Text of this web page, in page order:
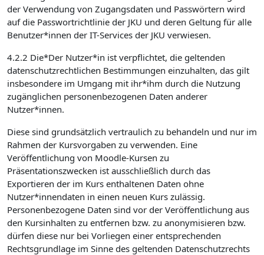
der Verwendung von Zugangsdaten und Passwörtern wird
auf die Passwortrichtlinie der JKU und deren Geltung für alle
Benutzer*innen der IT-Services der JKU verwiesen.
4.2.2 Die*Der Nutzer*in ist verpflichtet, die geltenden
datenschutzrechtlichen Bestimmungen einzuhalten, das gilt
insbesondere im Umgang mit ihr*ihm durch die Nutzung
zugänglichen personenbezogenen Daten anderer
Nutzer*innen.
Diese sind grundsätzlich vertraulich zu behandeln und nur im
Rahmen der Kursvorgaben zu verwenden. Eine
Veröffentlichung von Moodle-Kursen zu
Präsentationszwecken ist ausschließlich durch das
Exportieren der im Kurs enthaltenen Daten ohne
Nutzer*innendaten in einen neuen Kurs zulässig.
Personenbezogene Daten sind vor der Veröffentlichung aus
den Kursinhalten zu entfernen bzw. zu anonymisieren bzw.
dürfen diese nur bei Vorliegen einer entsprechenden
Rechtsgrundlage im Sinne des geltenden Datenschutzrechts